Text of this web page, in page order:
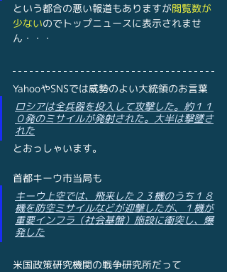
という都合の悪い報道もありますが閲覧数が
少ないのでトップニュースに表示されませ
ん・・・
YahooやSNSでは威勢のよい大統領のお言葉
ロシアは全兵器を投入して攻撃した。約１１
０発のミサイルが発射された。大半は撃墜さ
れた
とおっしゃいます。
首都キーウ市当局も
キーウ上空では、飛来した２３機のうち１８
機を防空ミサイルなどが迎撃したが、１機が
重要インフラ（社会基盤）施設に衝突し、爆
発した
米国政策研究機関の戦争研究所だって